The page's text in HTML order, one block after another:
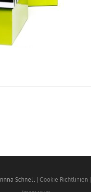
Schnell|Cookie Richtlinien |